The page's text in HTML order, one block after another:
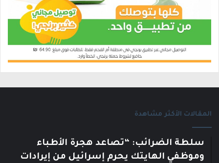
المقالات الأكثر مشاهدة
سلطة الضرائب: “تصاعد هجرة الأطباء
وموظفي الهايتك يحرم إسرائيل من إيرادات